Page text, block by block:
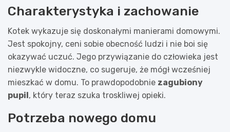
Charakterystyka i zachowanie
Kotek wykazuje się doskonałymi manierami domowymi.
Jest spokojny, ceni sobie obecność ludzi i nie boi się
okazywać uczuć. Jego przywiązanie do człowieka jest
niezwykle widoczne, co sugeruje, że mógł wcześniej
mieszkać w domu. To prawdopodobnie zagubiony
pupil, który teraz szuka troskliwej opieki.
Potrzeba nowego domu